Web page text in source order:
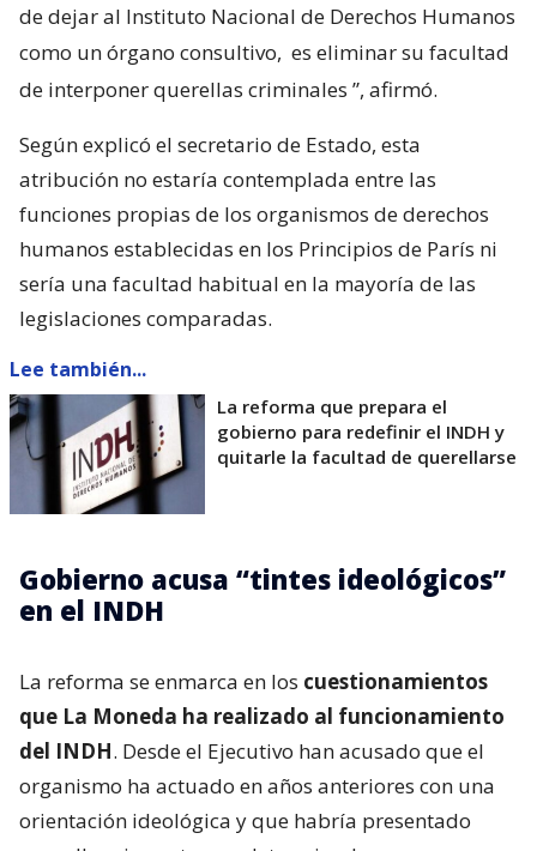
de dejar al Instituto Nacional de Derechos Humanos
como un órgano consultivo, es eliminar su facultad
de interponer querellas criminales ”, afirmó.
Según explicó el secretario de Estado, esta
atribución no estaría contemplada entre las
funciones propias de los organismos de derechos
humanos establecidas en los Principios de París ni
sería una facultad habitual en la mayoría de las
legislaciones comparadas.
Lee también...
La reforma que prepara el
gobierno para redefinir el INDH y
quitarle la facultad de querellarse
Gobierno acusa “tintes ideológicos”
en el INDH
La reforma se enmarca en los cuestionamientos
que La Moneda ha realizado al funcionamiento
del INDH. Desde el Ejecutivo han acusado que el
organismo ha actuado en años anteriores con una
orientación ideológica y que habría presentado